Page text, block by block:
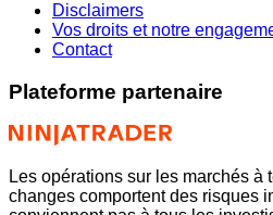
Disclaimers
Vos droits et notre
Contact
Plateforme partenaire
Les opérations sur les marchés à
changes comportent des risques